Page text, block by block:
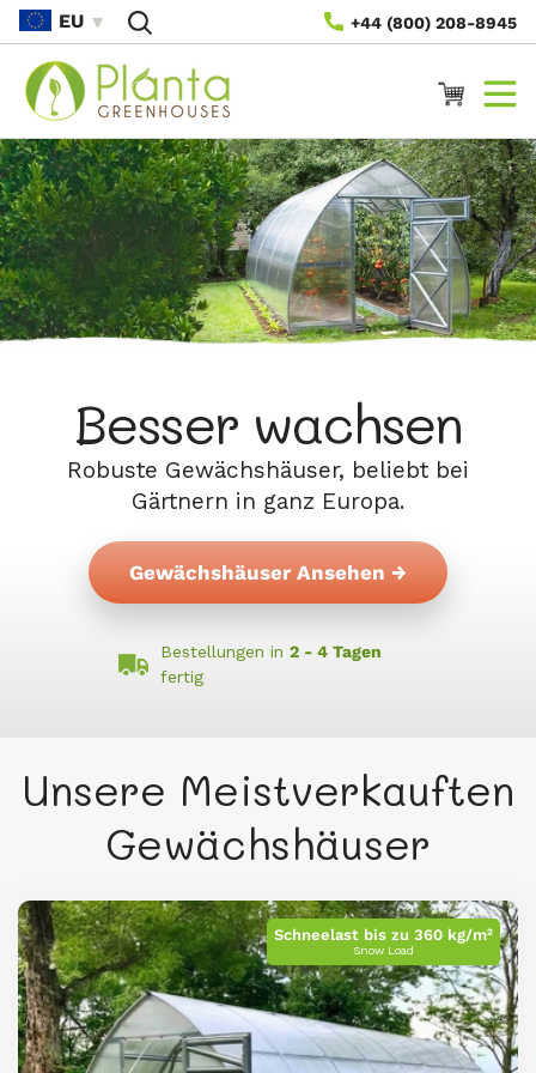
Zum
Inhalt
+44 (800) 208-8945
EU
Warenkorb
Besser wachsen
Robuste Gewächshäuser, beliebt bei
Gärtnern in ganz Europa.
Gewächshäuser Ansehen →
Bestellungen in 2 - 4 Tagen
fertig
Unsere Meistverkauften
Gewächshäuser
Schneelast bis zu 360 kg/m²
Snow Load